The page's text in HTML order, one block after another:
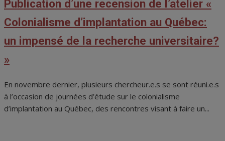
Publication d’une recension de l’atelier «
Colonialisme d’implantation au Québec:
un impensé de la recherche universitaire?
»
En novembre dernier, plusieurs chercheur.e.s se sont réuni.e.s
à l’occasion de journées d’étude sur le colonialisme
d’implantation au Québec, des rencontres visant à faire un...